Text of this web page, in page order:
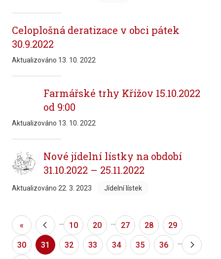
Celoplošná deratizace v obci pátek
30.9.2022
Aktualizováno 13. 10. 2022
Farmářské trhy Křížov 15.10.2022
od 9:00
Aktualizováno 13. 10. 2022
Nové jídelní lístky na období
31.10.2022 – 25.11.2022
Aktualizováno 22. 3. 2023 Jídelní lístek
« « ... 10 20 ... 27 28 29
30 31 32 33 34 35 36 ... »